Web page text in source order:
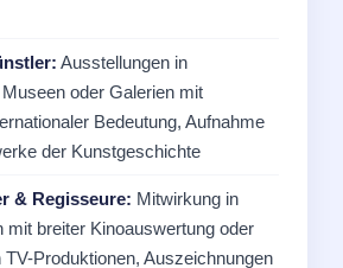
Ausstellungen in
oder Galerien mit
Bedeutung, Aufnahme
der Kunstgeschichte
& Regisseure: Mitwirkung in
mit breiter Kinoauswertung oder
TV-Produktionen, Auszeichnungen